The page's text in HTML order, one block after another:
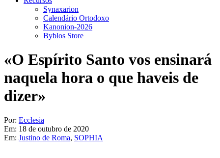
Synaxarion
Calendário Ortodoxo
Kanonion-2026
Byblos Store
«O Espírito Santo vos ensinará
naquela hora o que haveis de
dizer»
Por: Ecclesia
Em: 18 de outubro de 2020
Em: Justino de Roma, SOPHIA